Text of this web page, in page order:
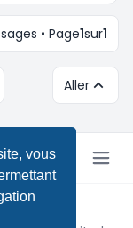
vous
• Page1sur1
Aller